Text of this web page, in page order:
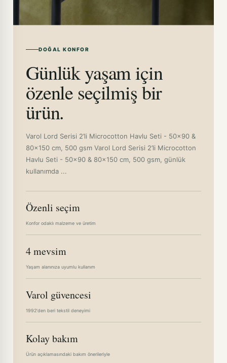
DOĞAL KONFOR
Günlük yaşam için
özenle seçilmiş bir
ürün.
Varol Lord Serisi 2’li Microcotton Havlu Seti - 50x90 &
80x150 cm, 500 gsm Varol Lord Serisi 2’li Microcotton
Havlu Seti - 50x90 & 80x150 cm, 500 gsm, günlük
kullanımda ...
Özenli seçim
Konfor odaklı malzeme ve üretim
4 mevsim
Yaşam alanınıza uyumlu kullanım
Varol güvencesi
1992'den beri tekstil deneyimi
Kolay bakım
Ürün açıklamasındaki bakım önerileriyle